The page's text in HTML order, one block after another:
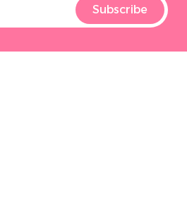
Subscribe